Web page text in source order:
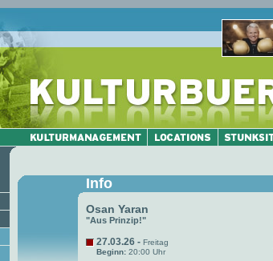
Info
Osan Yaran
"Aus Prinzip!"
27.03.26 - Freitag
Beginn: 20:00 Uhr